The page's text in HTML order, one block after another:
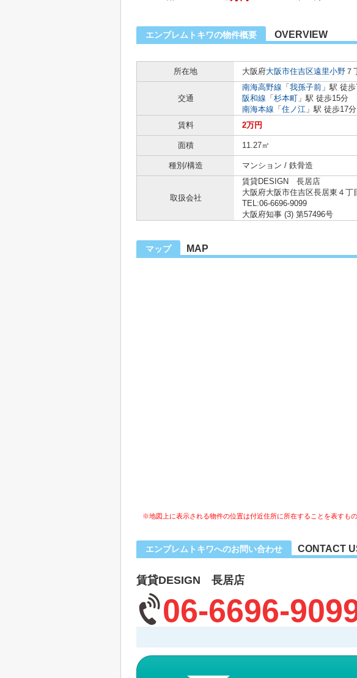
エンブレムトキワの物件概要 OVERVIEW
所在地
大阪府大阪市住吉区遠里小野 ７
交通
南海高野線 「 我孫子前 」駅 徒
阪和線 「 杉本町 」駅 徒歩15分
南海本線 「 住ノ江 」駅 徒歩17分
賃料
2万円
面積 11.27㎡
種別/構造 マンション / 鉄骨造
取扱会社
賃貸DESIGN 長居店
大阪府大阪市住吉区長居東４丁
TEL:06-6696-9099
大阪府知事 (3) 第57496号
マップ MAP
※地図上に表示される物件の位置は付近住所に所在することを表すも
エンブレムトキワへのお問い合わせ CONTACT
賃貸DESIGN 長居店
06-6696-